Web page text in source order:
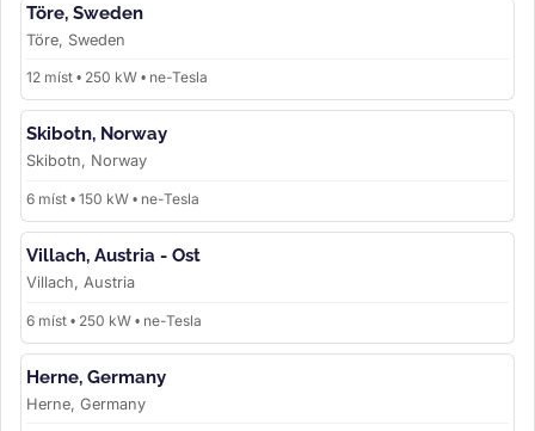
Töre, Sweden
Töre, Sweden
12 míst • 250 kW • ne-Tesla
Skibotn, Norway
Skibotn, Norway
6 míst • 150 kW • ne-Tesla
Villach, Austria - Ost
Villach, Austria
6 míst • 250 kW • ne-Tesla
Herne, Germany
Herne, Germany